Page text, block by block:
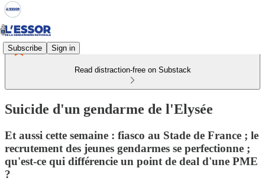
Subscribe Sign in
Read distraction-free on Substack
Suicide d'un gendarme de l'Elysée
Et aussi cette semaine : fiasco au Stade de France ; le
recrutement des jeunes gendarmes se perfectionne ;
qu'est-ce qui différencie un point de deal d'une PME
?